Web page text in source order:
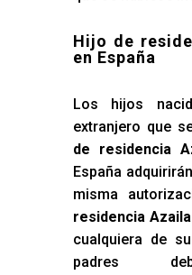
Hijo de
en España
Los hijos
extranjero que
de residencia
España
misma
residencia Azaila
cualquiera de
padres